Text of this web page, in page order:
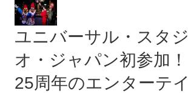
ユニバーサル・スタジ
オ・ジャパン初参加！
25周年のエンターテイ